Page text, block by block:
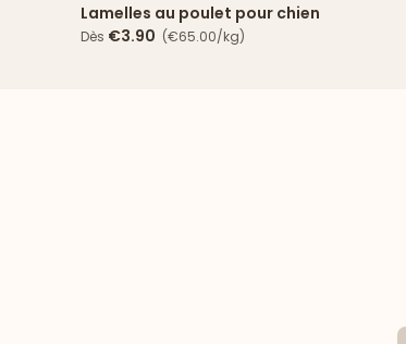
Lamelles au poulet pour chien
Dès €3.90 (€65.00/kg)